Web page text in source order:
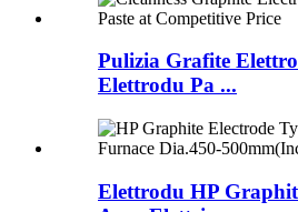
Pulizia Grafite
Elettrodu Pa ...
Elettrodu HP